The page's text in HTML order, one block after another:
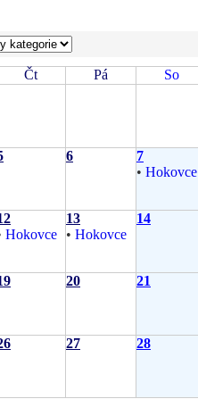
Čt Pá So
6
7
• Hokovce
Hokovce
13
• Hokovce
14
20 21
27 28